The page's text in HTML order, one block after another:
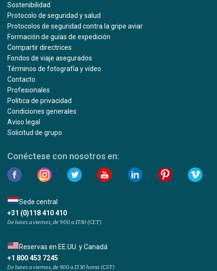
Sostenibilidad
Protocolo de seguridad y salud
Protocolos de seguridad contra la gripe aviar
Formación de guías de expedición
Compartir directrices
Fondos de viaje asegurados
Términos de fotografía y vídeo
Contacto
Profesionales
Política de privacidad
Condiciones generales
Aviso legal
Solicitud de grupo
Conéctese con nosotros en:
Sede central
+31 (0)118 410 410
De lunes a viernes, de 9:00 a 17:30 (CET)
Reservas en EE.UU. y Canadá
+1 800 453 7245
De lunes a viernes, de 9.00 a 17.30 horas (CST)